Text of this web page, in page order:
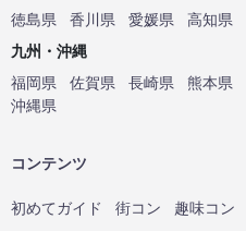
徳島県
香川県 愛媛県
高知県
九州・沖縄
福岡県
佐賀県 長崎県 熊本県
沖縄県
コンテンツ
初めてガイド 街コン 趣味コン